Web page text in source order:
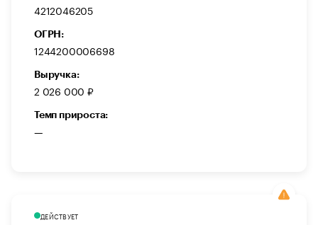
4212046205
ОГРН:
1244200006698
Выручка:
2 026 000 ₽
Темп прироста:
—
ДЕЙСТВУЕТ